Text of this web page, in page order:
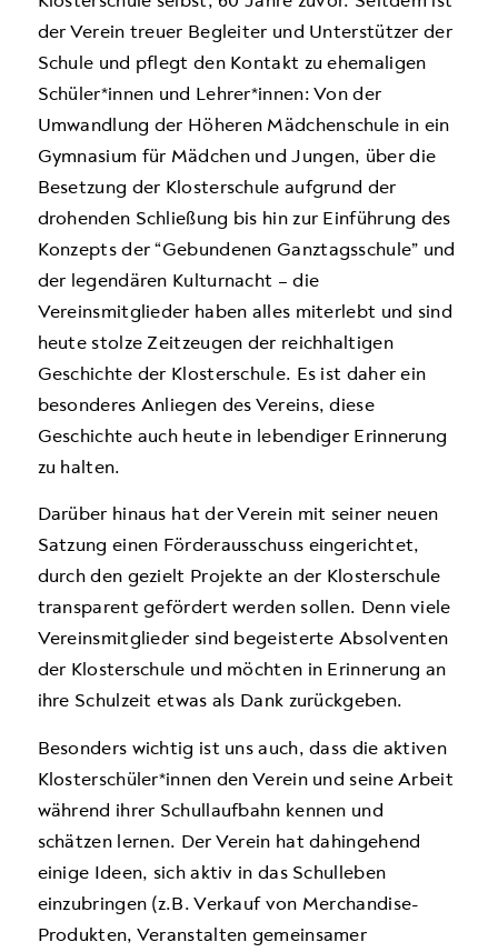
der Verein treuer Begleiter und Unterstützer der
Schule und pflegt den Kontakt zu ehemaligen
Schüler*innen und Lehrer*innen: Von der
Umwandlung der Höheren Mädchenschule in ein
Gymnasium für Mädchen und Jungen, über die
Besetzung der Klosterschule aufgrund der
drohenden Schließung bis hin zur Einführung des
Konzepts der “Gebundenen Ganztagsschule” und
der legendären Kulturnacht – die
Vereinsmitglieder haben alles miterlebt und sind
heute stolze Zeitzeugen der reichhaltigen
Geschichte der Klosterschule. Es ist daher ein
besonderes Anliegen des Vereins, diese
Geschichte auch heute in lebendiger Erinnerung
zu halten.
Darüber hinaus hat der Verein mit seiner neuen
Satzung einen Förderausschuss eingerichtet,
durch den gezielt Projekte an der Klosterschule
transparent gefördert werden sollen. Denn viele
Vereinsmitglieder sind begeisterte Absolventen
der Klosterschule und möchten in Erinnerung an
ihre Schulzeit etwas als Dank zurückgeben.
Besonders wichtig ist uns auch, dass die aktiven
Klosterschüler*innen den Verein und seine Arbeit
während ihrer Schullaufbahn kennen und
schätzen lernen. Der Verein hat dahingehend
einige Ideen, sich aktiv in das Schulleben
einzubringen (z.B. Verkauf von Merchandise-
Produkten, Veranstalten gemeinsamer